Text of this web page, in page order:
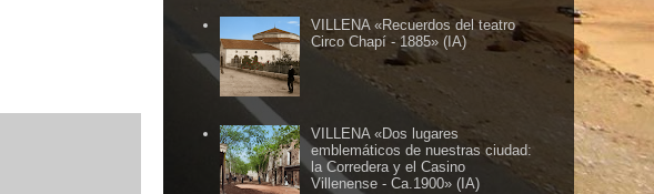
VILLENA «Recuerdos del teatro
Circo Chapí - 1885» (IA)
VILLENA «Dos lugares
emblemáticos de nuestras ciudad:
la Corredera y el Casino
Villenense - Ca.1900» (IA)